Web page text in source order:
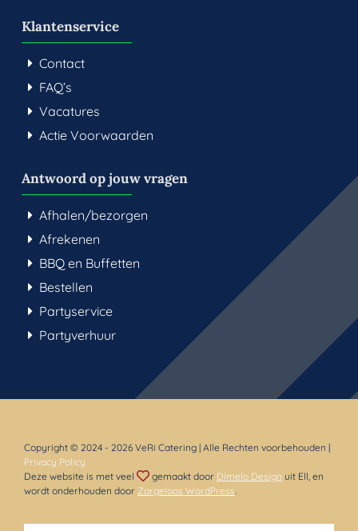
Klantenservice
Contact
FAQ’s
Vacatures
Actie Voorwaarden
Antwoord op jouw vragen
Afhalen/bezorgen
Afrekenen
BBQ en Buffetten
Bestellen
Partyservice
Partyverhuur
Copyright © 2024- 2026 VeRi Catering | Alle Rechten voorbehouden |
Privacy Policy
Deze website is met veel
gemaakt door Dímelo Design uit Ell, en
wordt onderhouden door Zorgeloos WordPress.